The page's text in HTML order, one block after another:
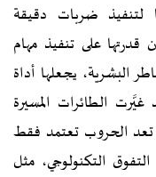
لتنفيذ ضربات دقيقة
قدرتها على تنفيذ مهام
البشرية، يجعلها أداة
الطائرات المسيرة
تعد الحروب تعتمد فقط
التكنولوجي، مثل